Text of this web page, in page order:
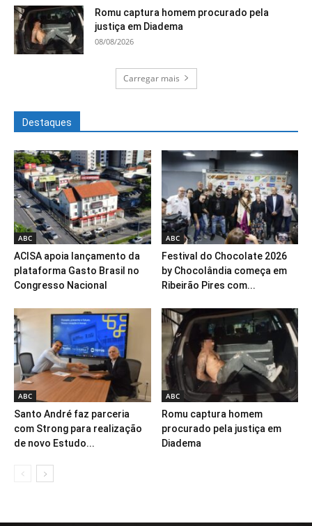
Romu captura homem procurado pela
justiça em Diadema
08/08/2026
Carregar mais
Destaques
ABC
ACISA apoia lançamento da
plataforma Gasto Brasil no
Congresso Nacional
ABC
Festival do Chocolate 2026
by Chocolândia começa em
Ribeirão Pires com...
ABC
Santo André faz parceria
com Strong para realização
de novo Estudo...
ABC
Romu captura homem
procurado pela justiça em
Diadema